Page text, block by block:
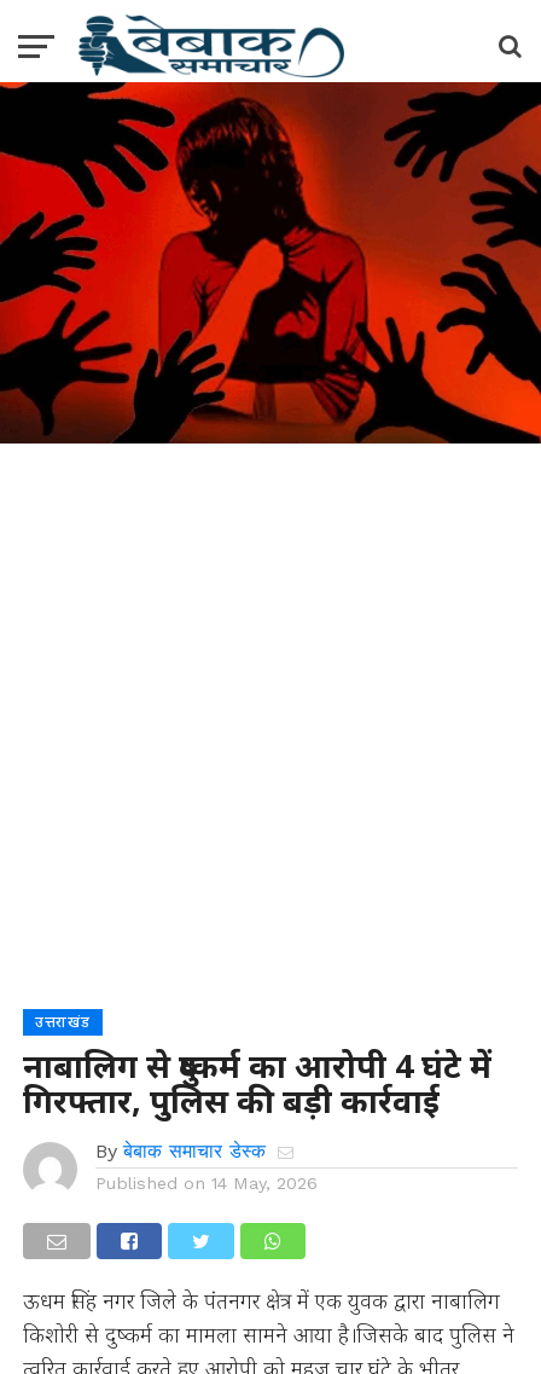
उत्तराखंड
नाबालिग से दुष्कर्म का आरोपी 4 घंटे में
गिरफ्तार, पुलिस की बड़ी कार्रवाई
By बेबाक समाचार डेस्क
Published on 14 May, 2026
ऊधम सिंह नगर जिले के पंतनगर क्षेत्र में एक युवक द्वारा नाबालिग
किशोरी से दुष्कर्म का मामला सामने आया है।जिसके बाद पुलिस ने
त्वरित कार्रवाई करते हुए आरोपी को महज चार घंटे के भीतर